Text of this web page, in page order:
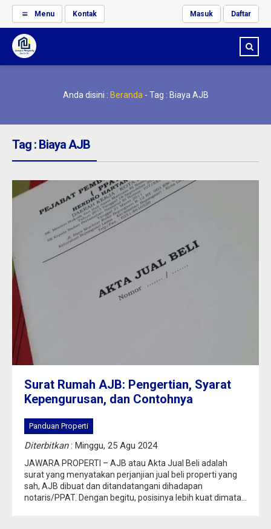
Menu Kontak Masuk Daftar
Anda disini : Beranda - Tag : Biaya AJB
Tag : Biaya AJB
Surat Rumah AJB: Pengertian, Syarat
Kepengurusan, dan Contohnya
Panduan Properti
Diterbitkan: Minggu, 25 Agu 2024
JAWARA PROPERTI – AJB atau Akta Jual Beli adalah
surat yang menyatakan perjanjian jual beli properti yang
sah, AJB dibuat dan ditandatangani dihadapan
notaris/PPAT. Dengan begitu, posisinya lebih kuat dimata...